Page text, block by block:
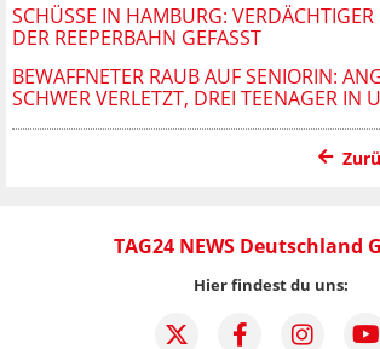
SCHÜSSE IN HAMBURG:
DER REEPERBAHN GEFASST
BEWAFFNETER RAUB AUF SENIORIN:
SCHWER VERLETZT, DREI TEENAGER IN
TAG24 NEWS Deutschland
Hier findest du uns: